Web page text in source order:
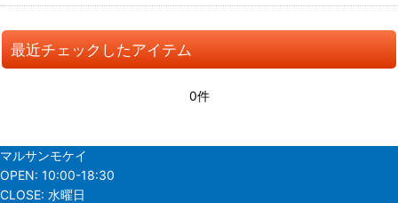
最近チェックしたアイテム
0件
マルサンモケイ
OPEN: 10:00-18:30
CLOSE: 水曜日